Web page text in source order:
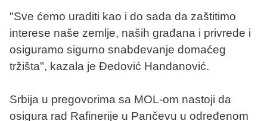
"Sve ćemo uraditi kao i do sada da zaštitimo
interese naše zemlje, naših građana i privrede i
osiguramo sigurno snabdevanje domaćeg
tržišta", kazala je Đedović Handanović.
Srbija u pregovorima sa MOL-om nastoji da
osigura rad Rafinerije u Pančevu u određenom